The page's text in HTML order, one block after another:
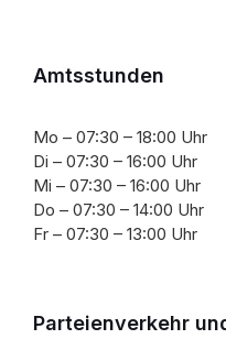
Amtsstunden
Mo – 07:30 – 18:00 Uhr
Di – 07:30 – 16:00 Uhr
Mi – 07:30 – 16:00 Uhr
Do – 07:30 – 14:00 Uhr
Fr – 07:30 – 13:00 Uhr
Parteienverkehr